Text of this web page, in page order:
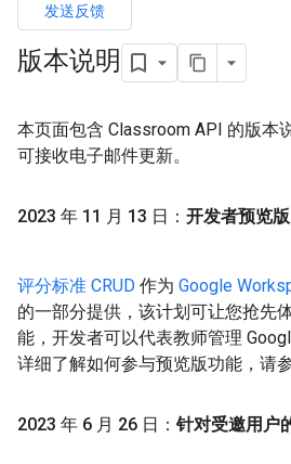
发送反馈
版本说明
本页面包含 Classroom API 的版本
可接收电子邮件更新。
2023 年 11 月 13 日： 开发者预览
评分标准 CRUD 作为 Google
的一部分提供，该计划可让您抢先
能，开发者可以代表教师管理
详细了解如何参与预览版功能，请
2023 年 6 月 26 日： 针对受邀用户